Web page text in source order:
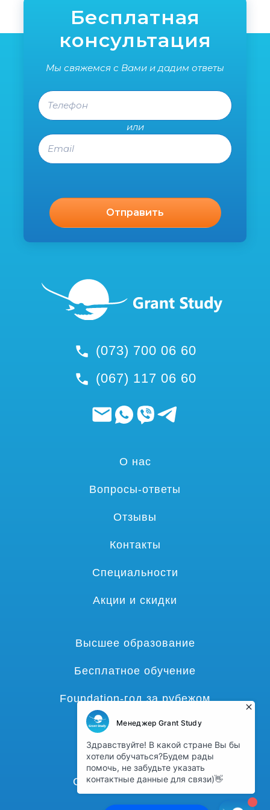
(073) 700 06 60
(067) 117 06 60
Бесплатная
консультация
Мы свяжемся с Вами и дадим ответы
Телефон
или
Email
О нас
Вопросы-ответы
Отзывы
Контакты
Специальности
Акции и скидки
Высшее образование
Бесплатное обучение
Foundation-год за рубежом
Языковые курсы
Гранты и стипендии
Среднее образование